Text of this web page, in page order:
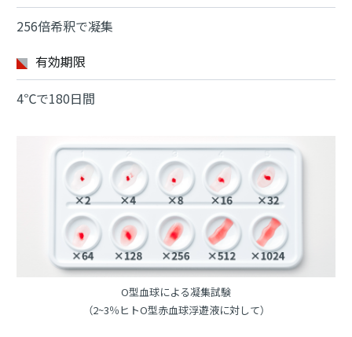
256倍希釈で凝集
有効期限
4℃で180日間
O型血球による凝集試験
（2~3％ヒトO型赤血球浮遊液に対して）